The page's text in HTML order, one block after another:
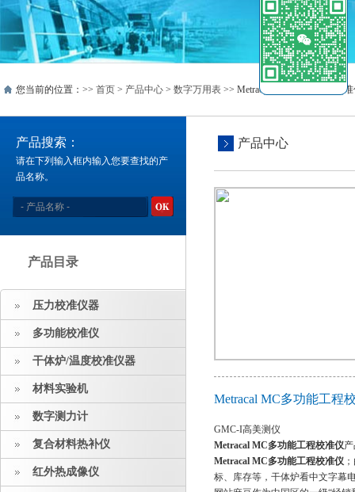
您当前的位置：>> 首页 > 产品中心 > 数字万用表 >> Metracal MC多功能工程校
产品搜索：
请在下列输入框内输入您要查找的产
品名称。
产品目录
压力校准仪器
多功能校准仪
干体炉/温度校准仪器
材料实验机
数字测力计
复合材料热补仪
红外热成像仪
产品中心
Metracal MC多功能工程
GMC-I高美测仪
Metracal MC多功能工程校准仪
Metracal MC多功能工程校准仪
标、库存等，干体炉看中文字